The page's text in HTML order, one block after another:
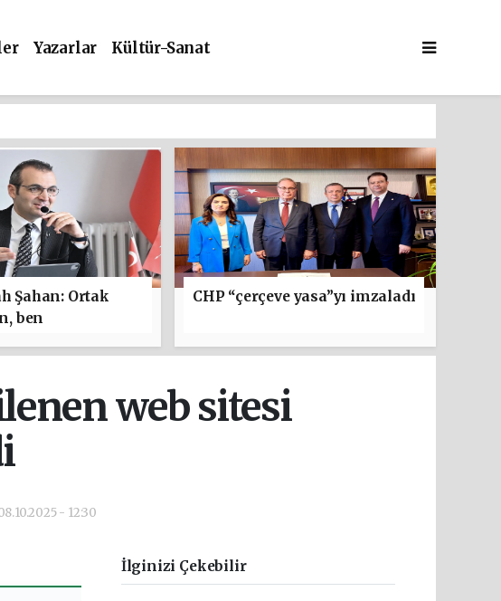
Yazarlar Kültür-Sanat
Şahan: Ortak
ben
CHP “çerçeve yasa”yı imzaladı
web sitesi
- 12:30
İlginizi Çekebilir